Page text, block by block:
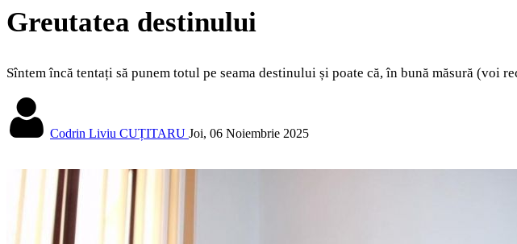
Greutatea destinului
Sîntem încă tentați să punem totul pe seama destinului și poate că, în bună măsură (voi
Codrin Liviu CUȚITARU Joi, 06 Noiembrie 2025